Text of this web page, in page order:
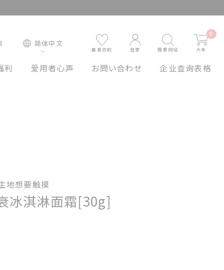
简体中文
最喜欢的 登录 搜索网站 大车
0
利 爱用者心声 お問い合わせ 企业查询表格
地想要触摸
冰淇淋面霜[30g]